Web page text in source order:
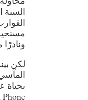
لكن
بحياة